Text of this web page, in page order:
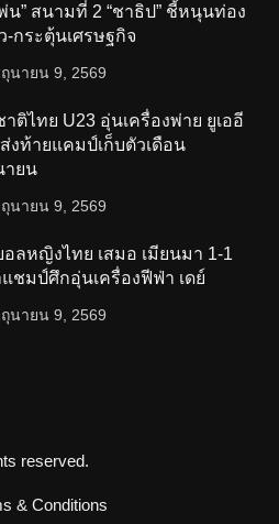
น” สนามที่ 2 “ชาธิป” ชี้หนุนท่อง
-กระตุ้นเศรษฐกิจ
นายน 9, 2569
ติไทย U23 อุ่นเครื่องพ่าย ยูเออี
งท้ายแคมป์เก็บตัวเดือน
ายน
นายน 9, 2569
ลหญิงไทย เสมอ เมียนมา 1-1
ชมป์ศึกอุ่นเครื่องฟีฟ่า เดย์
นายน 9, 2569
reserved.
& Conditions